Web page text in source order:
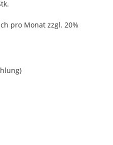
pro Monat zzgl. 20%